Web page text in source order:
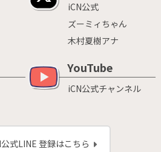
iCN公式
ズーミィちゃん
木村夏樹アナ
YouTube
iCN公式チャンネル
式LINE 登録はこちら